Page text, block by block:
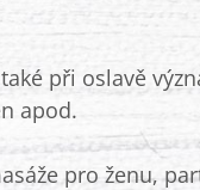
při oslavě
apod.
pro ženu,